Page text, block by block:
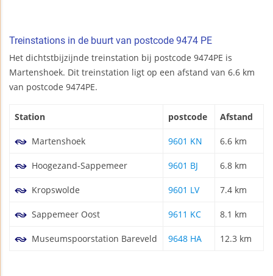
Treinstations in de buurt van postcode 9474 PE
Het dichtstbijzijnde treinstation bij postcode 9474PE is
Martenshoek. Dit treinstation ligt op een afstand van 6.6 km
van postcode 9474PE.
Station postcode Afstand
Martenshoek 9601 KN 6.6 km
Hoogezand-Sappemeer 9601 BJ 6.8 km
Kropswolde 9601 LV 7.4 km
Sappemeer Oost 9611 KC 8.1 km
Museumspoorstation Bareveld 9648 HA 12.3 km